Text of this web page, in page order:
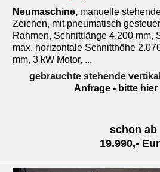
Neumaschine, manuelle
Zeichen, mit pneumatisch
Rahmen, Schnittlänge 4.200 mm,
max. horizontale Schnitthöhe
mm, 3 kW Motor, ...
gebrauchte stehende
Anfrage - bitte
schon ab
19.990,-